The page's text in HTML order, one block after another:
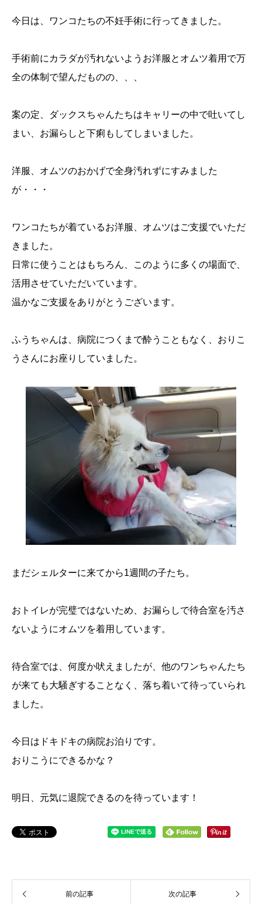
今日は、ワンコたちの不妊手術に行ってきました。
手術前にカラダが汚れないようお洋服とオムツ着用で万
全の体制で望んだものの、、、
案の定、ダックスちゃんたちはキャリーの中で吐いてし
まい、お漏らしと下痢もしてしまいました。
洋服、オムツのおかげで全身汚れずにすみました
が・・・
ワンコたちが着ているお洋服、オムツはご支援でいただ
きました。
日常に使うことはもちろん、このように多くの場面で、
活用させていただいています。
温かなご支援をありがとうございます。
ふうちゃんは、病院につくまで酔うこともなく、おりこ
うさんにお座りしていました。
まだシェルターに来てから1週間の子たち。
おトイレが完璧ではないため、お漏らしで待合室を汚さ
ないようにオムツを着用しています。
待合室では、何度か吠えましたが、他のワンちゃんたち
が来ても大騒ぎすることなく、落ち着いて待っていられ
ました。
今日はドキドキの病院お泊りです。
おりこうにできるかな？
明日、元気に退院できるのを待っています！
前の記事 次の記事